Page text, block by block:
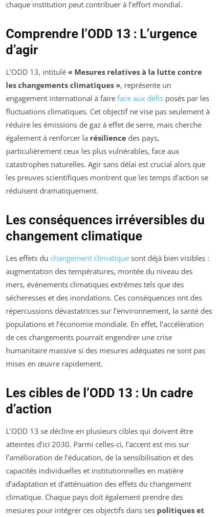
chaque institution peut contribuer à l’effort mondial.
Comprendre l’ODD 13 : L’urgence
d’agir
L’ODD 13, intitulé « Mesures relatives à la lutte contre
les changements climatiques », représente un
engagement international à faire face aux défis posés par les
fluctuations climatiques. Cet objectif ne vise pas seulement à
réduire les émissions de gaz à effet de serre, mais cherche
également à renforcer la résilience des pays,
particulièrement ceux les plus vulnérables, face aux
catastrophes naturelles. Agir sans délai est crucial alors que
les preuves scientifiques montrent que les temps d’action se
réduisent dramatiquement.
Les conséquences irréversibles du
changement climatique
Les effets du changement climatique sont déjà bien visibles :
augmentation des températures, montée du niveau des
mers, événements climatiques extrêmes tels que des
sécheresses et des inondations. Ces conséquences ont des
répercussions dévastatrices sur l’environnement, la santé des
populations et l’économie mondiale. En effet, l’accélération
de ces changements pourrait engendrer une crise
humanitaire massive si des mesures adéquates ne sont pas
mises en œuvre rapidement.
Les cibles de l’ODD 13 : Un cadre
d’action
L’ODD 13 se décline en plusieurs cibles qui doivent être
atteintes d’ici 2030. Parmi celles-ci, l’accent est mis sur
l’amélioration de l’éducation, de la sensibilisation et des
capacités individuelles et institutionnelles en matière
d’adaptation et d’atténuation des effets du changement
climatique. Chaque pays doit également prendre des
mesures pour intégrer ces objectifs dans ses politiques et